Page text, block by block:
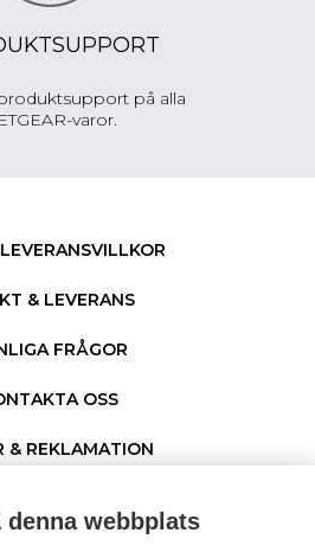
på alla
varor.
& LEVERANS
FRÅGOR
OSS
& REKLAMATION
webbplats